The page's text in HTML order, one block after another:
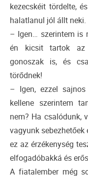
kezecskéit tördelte,
halatlanul jól állt neki.
– Igen… szerintem is
én kicsit tartok az
gonoszak is, és
törődnek!
– Igen, ezzel
kellene szerintem
nem? Ha csalódunk,
vagyunk
ez az érzékenység
elfogadóbakká és
A fiatalember még